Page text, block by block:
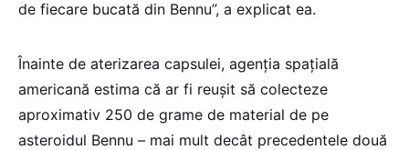
de fiecare bucată din Bennu”, a explicat ea.
Înainte de aterizarea capsulei, agenţia spaţială
americană estima că ar fi reuşit să colecteze
aproximativ 250 de grame de material de pe
asteroidul Bennu – mai mult decât precedentele două